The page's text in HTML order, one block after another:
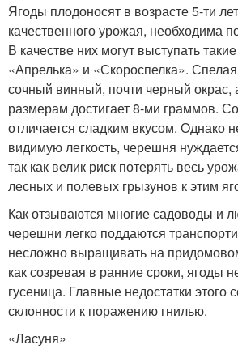
Ягоды плодоносят в возрасте 5-ти
качественного урожая, необходима
В качестве них могут выступать
«Апрелька» и «Скороспелка».
сочный винный, почти черный окрас,
размерам достигает 8-ми граммов.
отличается сладким вкусом. Однако
видимую легкость, черешня
так как велик риск потерять весь
лесных и полевых грызунов к этим
Как отзываются многие садоводы и
черешни легко поддаются
несложно выращивать на
как созревая в ранние сроки, ягоды
гусеница. Главные недостатки этого
склонности к поражению гнилью.
«Ласуня»